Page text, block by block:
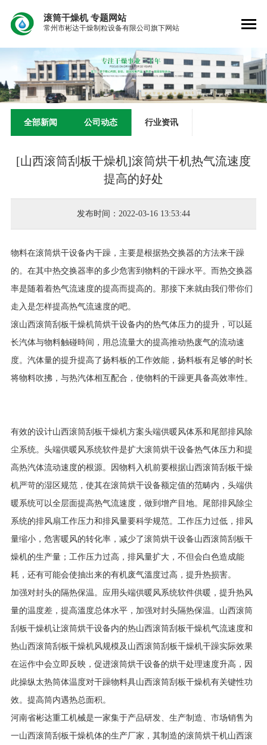
滚筒干燥机专题网站
常州市彬达干燥制粒设备有限公司旗下网站
全部新闻 公司动态 行业资讯
[山西滚筒刮板干燥机]滚筒烘干机热气流速度
提高的好处
发布时间：2022-03-16 13:53:44
物料在滚筒烘干设备内干躁，主要是根据热交换器的方法来干躁
的。在其中热交换器率的多少危害到物料的干躁水平。而热交换器
率是随着着热气流速度的提高而提高的。那接下来就由我们带你们
走入是怎样提高热气流速度的吧。
滚山西滚筒刮板干燥机筒烘干设备内的热气体压力的提升，可以延
长汽体与物料触碰時间，用总流量大的提高推动热废气的流动速
度。汽体量的提升提高了扬料板的工作效能，扬料板有足够的时长
将物料吹拂，与热汽体相互配合，使物料的干躁更具备高效率性。
有效的设计山西滚筒刮板干燥机方案头端供暖风体系和尾部排风除
尘系统。头端供暖风系统软件是扩大滚筒烘干设备热气体压力和提
高热汽体流动速度的根源。因物料入机前要根据山西滚筒刮板干燥
机严苛的湿区规范，使其在滚筒烘干设备额定值的范畴内，头端供
暖系统可以全层面提高热气流速度，做到增产目地。尾部排风除尘
系统的排风扇工作压力和排风量要科学规范。工作压力过低，排风
量缩小，危害暖风的转化率，减少了滚筒烘干设备山西滚筒刮板干
燥机的生产量；工作压力过高，排风量扩大，不但会白色造成能
耗，还有可能会使抽出来的有机废气溫度过高，提升热损害。
加强对封头的隔热保温。应用头端供暖风系统软件供暖，提升热风
量的温度差，提高溫度总体水平，加强对封头隔热保温。山西滚筒
刮板干燥机让滚筒烘干设备内的热山西滚筒刮板干燥机气流速度和
热山西滚筒刮板干燥机风规模及山西滚筒刮板干燥机干躁实际效果
在运作中会立即反映，促进滚筒烘干设备的烘干处理速度升高，因
此操纵太热筒体温度对干躁物料具山西滚筒刮板干燥机有关键性功
效。提高筒内遇热总面积。
河南省彬达重工机械是一家集于产品研发、生产制造、市场销售为
一山西滚筒刮板干燥机体的生产厂家，其制造的滚筒烘干机山西滚